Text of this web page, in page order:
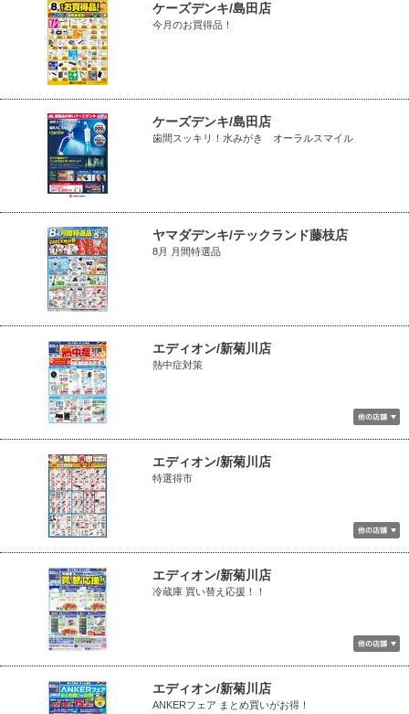
ケーズデンキ/島田店
今月のお買得品！
ケーズデンキ/島田店
歯間スッキリ！水みがき オーラルスマイル
ヤマダデンキ/テックランド藤枝店
8月 月間特選品
エディオン/新菊川店
熱中症対策
エディオン/新菊川店
特選得市
エディオン/新菊川店
冷蔵庫 買い替え応援！！
エディオン/新菊川店
ANKERフェア まとめ買いがお得！